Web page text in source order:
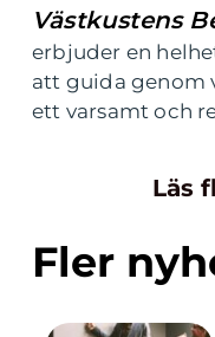
Västkustens
erbjuder en
att guida genom
ett varsamt och
Läs
Fler